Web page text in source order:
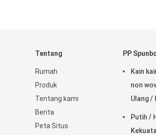
Tentang
Rumah
Produk
Tentang kami
Berita
Peta Situs
PP
Kain
non
Ulang /
Putih /